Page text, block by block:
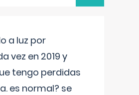
a luz por
vez en 2019 y
tengo perdidas
es normal? se